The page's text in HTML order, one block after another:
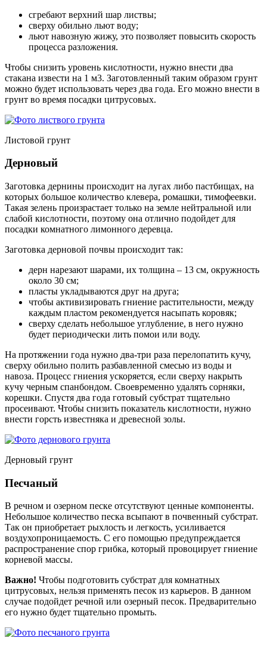
сгребают верхний шар листвы;
сверху обильно льют воду;
льют навозную жижу, это позволяет повысить скорость
процесса разложения.
Чтобы снизить уровень кислотности, нужно внести два
стакана извести на 1 м3. Заготовленный таким образом грунт
можно будет использовать через два года. Его можно внести в
грунт во время посадки цитрусовых.
Листовой грунт
Дерновый
Заготовка дернины происходит на лугах либо пастбищах, на
которых большое количество клевера, ромашки, тимофеевки.
Такая зелень произрастает только на земле нейтральной или
слабой кислотности, поэтому она отлично подойдет для
посадки комнатного лимонного деревца.
Заготовка дерновой почвы происходит так:
дерн нарезают шарами, их толщина – 13 см, окружность
около 30 см;
пласты укладываются друг на друга;
чтобы активизировать гниение растительности, между
каждым пластом рекомендуется насыпать коровяк;
сверху сделать небольшое углубление, в него нужно
будет периодически лить помои или воду.
На протяжении года нужно два-три раза перелопатить кучу,
сверху обильно полить разбавленной смесью из воды и
навоза. Процесс гниения ускоряется, если сверху накрыть
кучу черным спанбондом. Своевременно удалять сорняки,
корешки. Спустя два года готовый субстрат тщательно
просеивают. Чтобы снизить показатель кислотности, нужно
внести горсть известняка и древесной золы.
Дерновый грунт
Песчаный
В речном и озерном песке отсутствуют ценные компоненты.
Небольшое количество песка всыпают в почвенный субстрат.
Так он приобретает рыхлость и легкость, усиливается
воздухопроницаемость. С его помощью предупреждается
распространение спор грибка, который провоцирует гниение
корневой массы.
Важно! Чтобы подготовить субстрат для комнатных
цитрусовых, нельзя применять песок из карьеров. В данном
случае подойдет речной или озерный песок. Предварительно
его нужно будет тщательно промыть.